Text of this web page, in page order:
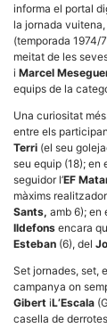
informa el portal
la jornada
(temporada 1974/
meitat de les
i Marcel
equips de la
Una curiositat
entre els
Terri (el seu
seu equip (18); en
seguidor l’EF
màxims
Sants, amb 6); en
Ildefons encara
Esteban (6), del
Set jornades, set,
campanya on
Gibert iL’Escala
casella de